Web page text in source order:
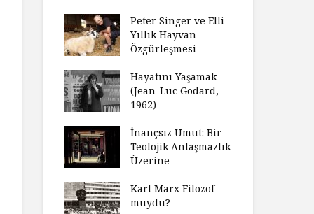
Ne
Bir
Peter Singer ve Elli
Yıllık Hayvan
Özgürleşmesi
Hayatını Yaşamak
(Jean-Luc Godard,
1962)
İnançsız Umut: Bir
Teolojik Anlaşmazlık
Üzerine
Karl Marx Filozof
muydu?